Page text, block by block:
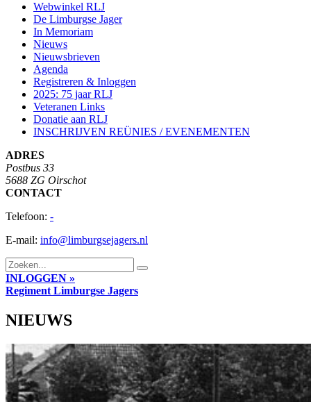
Webwinkel RLJ
De Limburgse Jager
In Memoriam
Nieuws
Nieuwsbrieven
Agenda
Registreren & Inloggen
2025: 75 jaar RLJ
Veteranen Links
Donatie aan RLJ
INSCHRIJVEN REÜNIES / EVENEMENTEN
ADRES
Postbus 33
5688 ZG Oirschot
CONTACT
Telefoon: -
E-mail: info@limburgsejagers.nl
INLOGGEN »
Regiment Limburgse Jagers
NIEUWS